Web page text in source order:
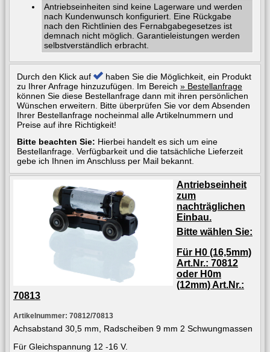
Antriebseinheiten sind keine Lagerware und werden
nach Kundenwunsch konfiguriert. Eine Rückgabe
nach den Richtlinien des Fernabgabegesetzes ist
demnach nicht möglich. Garantieleistungen werden
selbstverständlich erbracht.
Durch den Klick auf
haben Sie die Möglichkeit, ein Produkt
zu Ihrer Anfrage hinzuzufügen. Im Bereich » Bestellanfrage
können Sie diese Bestellanfrage dann mit ihren persönlichen
Wünschen erweitern. Bitte überprüfen Sie vor dem Absenden
Ihrer Bestellanfrage nocheinmal alle Artikelnummern und
Preise auf ihre Richtigkeit!
Bitte beachten Sie: Hierbei handelt es sich um eine
Bestellanfrage. Verfügbarkeit und die tatsächliche Lieferzeit
gebe ich Ihnen im Anschluss per Mail bekannt.
Antriebseinheit
zum
nachträglichen
Einbau.
Bitte wählen Sie:
Für H0 (16,5mm)
Art.Nr.: 70812
oder H0m
(12mm) Art.Nr.:
70813
Artikelnummer: 70812/70813
Achsabstand 30,5 mm, Radscheiben 9 mm 2 Schwungmassen
Für Gleichspannung 12 -16 V.